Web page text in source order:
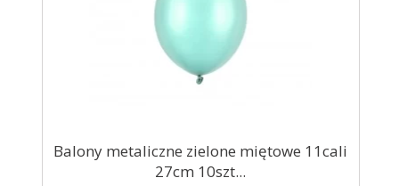
Balony metaliczne zielone miętowe 11cali
27cm 10szt...